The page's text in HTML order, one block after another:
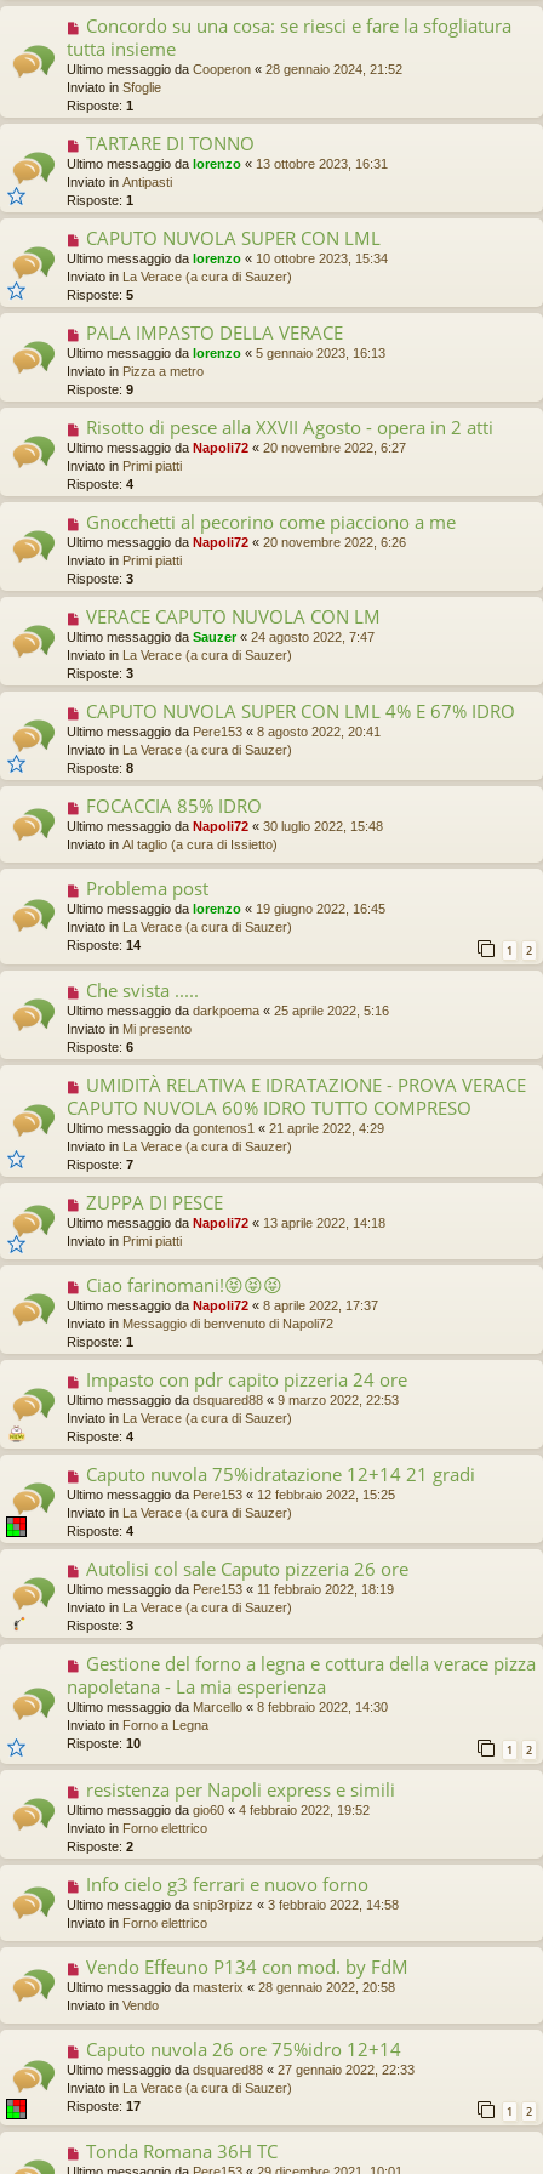
m
e
s
s
a
g
g
i
o
N
o
v
o
m
s
a
g
g
o
Concordo su una cosa: se riesci e fare la sfogliatura
tutta insieme
Ultimo messaggio da Cooperon « 28 gennaio 2024, 21:52
Inviato in Sfoglie
Risposte: 1
N
u
o
o
m
s
s
a
g
i
o
TARTARE DI TONNO
Ultimo messaggio da lorenzo « 13 ottobre 2023, 16:31
Inviato in Antipasti
Risposte: 1
N
u
o
o
m
e
s
s
a
g
i
o
CAPUTO NUVOLA SUPER CON LML
Ultimo messaggio da lorenzo « 10 ottobre 2023, 15:34
Inviato in La Verace (a cura di Sauzer)
Risposte: 5
N
u
o
o
m
e
s
s
a
g
i
o
PALA IMPASTO DELLA VERACE
Ultimo messaggio da lorenzo « 5 gennaio 2023, 16:13
Inviato in Pizza a metro
Risposte: 9
N
u
o
o
m
s
s
a
i
o
Risotto di pesce alla XXVII Agosto - opera in 2 atti
Ultimo messaggio da Napoli72 « 20 novembre 2022, 6:27
Inviato in Primi piatti
Risposte: 4
N
u
o
o
m
s
s
a
g
i
o
Gnocchetti al pecorino come piacciono a me
Ultimo messaggio da Napoli72 « 20 novembre 2022, 6:26
Inviato in Primi piatti
Risposte: 3
N
u
o
o
m
s
s
a
g
i
o
VERACE CAPUTO NUVOLA CON LM
Ultimo messaggio da Sauzer« 24 agosto 2022, 7:47
Inviato in La Verace (a cura di Sauzer)
Risposte: 3
N
u
o
o
m
e
s
s
a
g
i
o
CAPUTO NUVOLA SUPER CON LML 4% E 67% IDRO
Ultimo messaggio da Pere153 « 8 agosto 2022, 20:41
Inviato in La Verace (a cura di Sauzer)
Risposte: 8
N
u
o
m
e
s
s
a
g
i
o
FOCACCIA 85% IDRO
Ultimo messaggio da Napoli72 « 30 luglio 2022, 15:48
Inviato in Al taglio (a cura di Issietto)
N
u
o
o
m
e
s
s
a
g
i
o
Problema post
Ultimo messaggio da lorenzo « 19 giugno 2022, 16:45
Inviato in La Verace (a cura di Sauzer)
Risposte: 14 1 2
N
u
o
v
o
m
s
s
a
g
g
o
Che svista .....
Ultimo messaggio da darkpoema « 25 aprile 2022, 5:16
Inviato in Mi presento
Risposte: 6
N
u
o
v
o
m
s
s
a
g
g
i
o
UMIDITÀ RELATIVA E IDRATAZIONE - PROVA VERACE
CAPUTO NUVOLA 60% IDRO TUTTO COMPRESO
Ultimo messaggio da gontenos1 « 21 aprile 2022, 4:29
Inviato in La Verace (a cura di Sauzer)
Risposte: 7
N
u
o
m
e
s
s
a
g
i
o
ZUPPA DI PESCE
Ultimo messaggio da Napoli72 « 13 aprile 2022, 14:18
Inviato in Primi piatti
N
u
o
v
o
m
e
s
s
a
g
i
o
Ciao farinomani!😝😝😝
Ultimo messaggio da Napoli72 « 8 aprile 2022, 17:37
Inviato in Messaggio di benvenuto di Napoli72
Risposte: 1
N
u
o
v
o
m
s
s
a
g
i
o
Impasto con pdr capito pizzeria 24 ore
Ultimo messaggio da dsquared88 « 9 marzo 2022, 22:53
Inviato in La Verace (a cura di Sauzer)
Risposte: 4
N
u
o
v
o
m
e
s
s
a
g
i
o
Caputo nuvola 75%idratazione 12+14 21 gradi
Ultimo messaggio da Pere153 « 12 febbraio 2022, 15:25
Inviato in La Verace (a cura di Sauzer)
Risposte: 4
N
u
o
v
o
m
s
s
a
g
g
o
Autolisi col sale Caputo pizzeria 26 ore
Ultimo messaggio da Pere153 « 11 febbraio 2022, 18:19
Inviato in La Verace (a cura di Sauzer)
Risposte: 3
N
o
v
o
m
e
s
s
a
g
g
o
Gestione del forno a legna e cottura della verace pizza
napoletana - La mia esperienza
Ultimo messaggio da Marcello « 8 febbraio 2022, 14:30
Inviato in Forno a Legna
Risposte: 10 1 2
N
u
o
o
m
e
s
s
a
g
g
i
o
resistenza per Napoli express e simili
Ultimo messaggio da gio60 « 4 febbraio 2022, 19:52
Inviato in Forno elettrico
Risposte: 2
N
u
o
m
e
s
s
a
g
g
o
Info cielo g3 ferrari e nuovo forno
Ultimo messaggio da snip3rpizz « 3 febbraio 2022, 14:58
Inviato in Forno elettrico
N
u
o
m
e
s
s
a
g
Vendo Effeuno P134 con mod. by FdM
Ultimo messaggio da masterix « 28 gennaio 2022, 20:58
Inviato in Vendo
N
u
o
o
m
Caputo nuvola 26 ore 75%idro 12+14
Ultimo messaggio da dsquared88 « 27 gennaio 2022, 22:33
Inviato in La Verace (a cura di Sauzer)
Risposte: 17 1 2
N
u
Tonda Romana 36H TC